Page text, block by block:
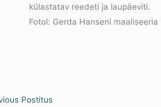
külastatav reedeti ja laupäeviti.
Fotol: Gerda Hanseni
Postitus